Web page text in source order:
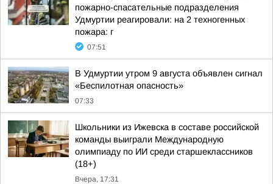
пожарно-спасательные подразделения
Удмуртии реагировали: на 2 техногенных
пожара: г
07:51
В Удмуртии утром 9 августа объявлен сигнал
«Беспилотная опасность»
07:33
Школьники из Ижевска в составе российской
команды выиграли Международную
олимпиаду по ИИ среди старшеклассников
(18+)
Вчера, 17:31